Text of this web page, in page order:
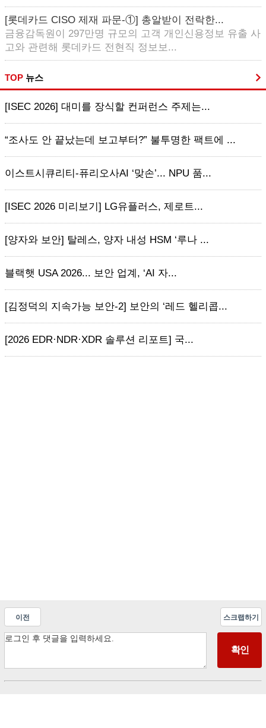
[롯데카드 CISO 제재 파문-①] 총알받이 전락한...
금융감독원이 297만명 규모의 고객 개인신용정보 유출 사
고와 관련해 롯데카드 전현직 정보보...
TOP 뉴스
[ISEC 2026] 대미를 장식할 컨퍼런스 주제는...
“조사도 안 끝났는데 보고부터?” 불투명한 팩트에 ...
이스트시큐리티-퓨리오사AI ‘맞손’... NPU 품...
[ISEC 2026 미리보기] LG유플러스, 제로트...
[양자와 보안] 탈레스, 양자 내성 HSM ‘루나 ...
블랙햇 USA 2026... 보안 업계, ‘AI 자...
[김정덕의 지속가능 보안-2] 보안의 ‘레드 헬리콥...
[2026 EDR·NDR·XDR 솔루션 리포트] 국...
이전 스크랩하기